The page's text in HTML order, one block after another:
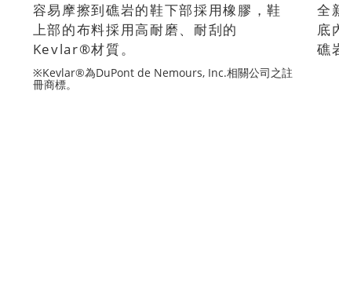
容易摩擦到礁岩的鞋下部採用橡膠，鞋
上部的布料採用高耐磨、耐刮的
Kevlar®材質。
※Kevlar®為DuPont de Nemours, Inc.相關公司之註
冊商標。
全
底
礁